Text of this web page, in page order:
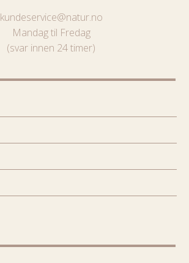
kundeservice@natur.no
Mandag til Fredag
(svar innen 24 timer)